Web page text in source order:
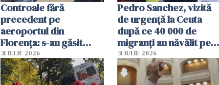
Controale fără
precedent pe
aeroportul din
Florența: s-au găsit
capete de aligator și o
sumă imensă de bani
31 IULIE 2026
Pedro Sanchez, vizită
de urgență la Ceuta
după ce 40 000 de
migranți au năvălit pe
teritoriul spaniol: „Vom
mobiliza toate
resursele"
31 IULIE 2026